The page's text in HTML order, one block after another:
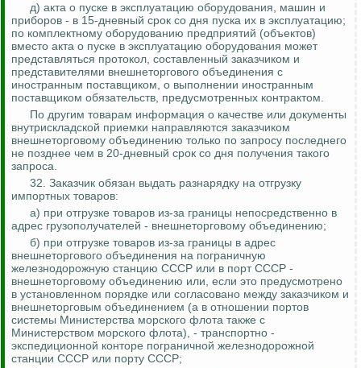
д) акта о пуске в эксплуатацию оборудования, машин и
приборов - в 15-дневный срок со дня пуска их в эксплуатацию;
по комплектному оборудованию предприятий (объектов)
вместо акта о пуске в эксплуатацию оборудования может
представляться протокол, составленный заказчиком и
представителями внешнеторгового объединения с
иностранным поставщиком, о выполнении иностранным
поставщиком обязательств, предусмотренных контрактом.
По другим товарам информация о качестве или документы
внутрискладской приемки направляются заказчиком
внешнеторговому объединению только по запросу последнего
не позднее чем в 20-дневный срок со дня получения такого
запроса.
32. Заказчик обязан выдать разнарядку на отгрузку
импортных товаров:
а) при отгрузке товаров из-за границы непосредственно в
адрес грузополучателей - внешнеторговому объединению;
б) при отгрузке товаров из-за границы в адрес
внешнеторгового объединения на пограничную
железнодорожную станцию СССР или в порт СССР -
внешнеторговому объединению или, если это предусмотрено
в установленном порядке или согласовано между заказчиком и
внешнеторговым объединением (а в отношении портов
системы Министерства морского флота также с
Министерством морского флота), - транспортно -
экспедиционной конторе пограничной железнодорожной
станции СССР или порту СССР;